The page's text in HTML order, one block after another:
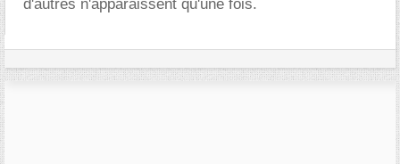
d'autres n'apparaissent qu'une fois.